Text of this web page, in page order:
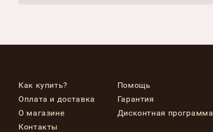
Как купить?
Оплата и доставка
О магазине
Контакты
Помощь
Гарантия
Дисконтная программа